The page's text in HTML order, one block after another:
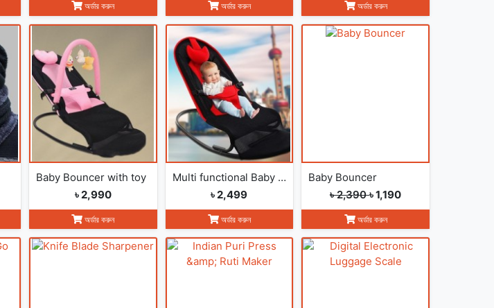
অর্ডার করুন অর্ডার করুন অর্ডার করুন
Baby Bouncer with toy
৳ 2,990
অর্ডার করুন
Multi functional Baby Rocking Chair with Adjustable Angle and Safety Belt
৳ 2,499
অর্ডার করুন
Baby Bouncer
৳ 2,390৳ 1,190
অর্ডার করুন